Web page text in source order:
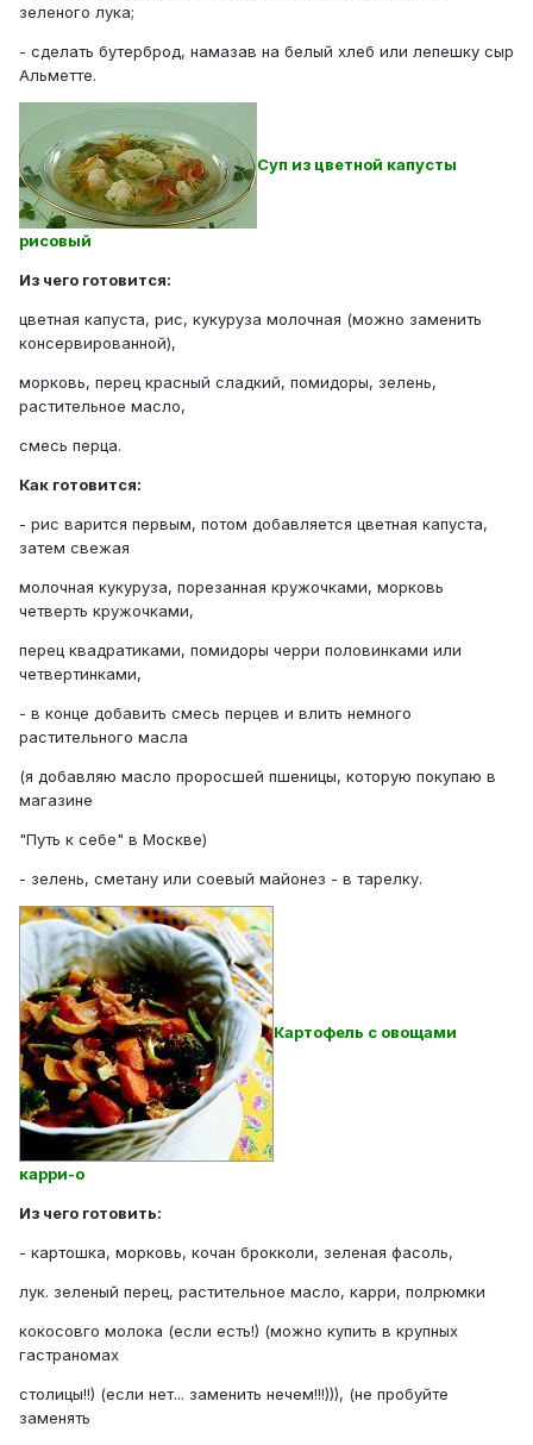
зеленого лука;
- сделать бутерброд, намазав на белый хлеб или лепешку сыр
Альметте.
Суп из цветной капусты
рисовый
Из чего готовится:
цветная капуста, рис, кукуруза молочная (можно заменить
консервированной),
морковь, перец красный сладкий, помидоры, зелень,
растительное масло,
смесь перца.
Как готовится:
- рис варится первым, потом добавляется цветная капуста,
затем свежая
молочная кукуруза, порезанная кружочками, морковь
четверть кружочками,
перец квадратиками, помидоры черри половинками или
четвертинками,
- в конце добавить смесь перцев и влить немного
растительного масла
(я добавляю масло проросшей пшеницы, которую покупаю в
магазине
"Путь к себе" в Москве)
- зелень, сметану или соевый майонез - в тарелку.
Картофель с овощами
карри-о
Из чего готовить:
- картошка, морковь, кочан брокколи, зеленая фасоль,
лук. зеленый перец, растительное масло, карри, полрюмки
кокосовго молока (если есть!) (можно купить в крупных
гастраномах
столицы!!) (если нет... заменить нечем!!!))), (не пробуйте
заменять